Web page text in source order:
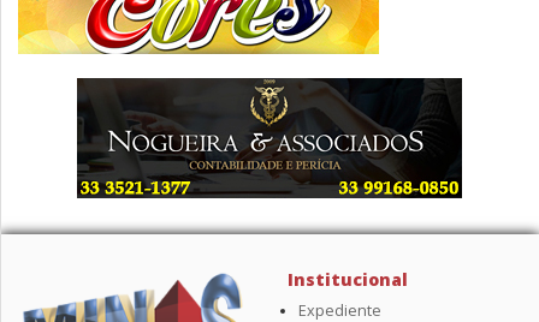
Institucional
Expediente